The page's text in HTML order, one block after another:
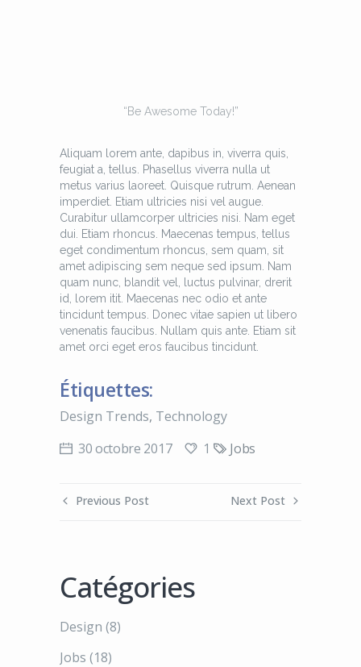
“Be Awesome Today!”
Aliquam lorem ante, dapibus in, viverra quis,
feugiat a, tellus. Phasellus viverra nulla ut
metus varius laoreet. Quisque rutrum. Aenean
imperdiet. Etiam ultricies nisi vel augue.
Curabitur ullamcorper ultricies nisi. Nam eget
dui. Etiam rhoncus. Maecenas tempus, tellus
eget condimentum rhoncus, sem quam, sit
amet adipiscing sem neque sed ipsum. Nam
quam nunc, blandit vel, luctus pulvinar, drerit
id, lorem itit. Maecenas nec odio et ante
tincidunt tempus. Donec vitae sapien ut libero
venenatis faucibus. Nullam quis ante. Etiam sit
amet orci eget eros faucibus tincidunt.
Étiquettes:
Design Trends, Technology
30 octobre 2017
1 Jobs
Previous Post Next Post
Catégories
Design (8)
Jobs (18)